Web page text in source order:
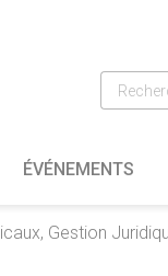
ÉVÉNEMENTS
Gestion